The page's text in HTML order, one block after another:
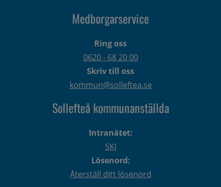
Medborgarservice
Ring oss
0620 - 68 20 00
Skriv till oss
kommun@solleftea.se
Sollefteå kommunanställda
Intranätet:
SKI
Lösenord:
Återställ ditt lösenord